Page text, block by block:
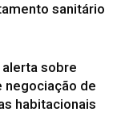
sanitário
sobre
negociação de
habitacionais